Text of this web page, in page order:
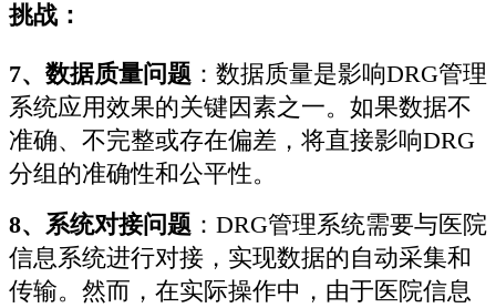
挑战：
7、数据质量问题 ：数据质量是影响DRG管理
系统应用效果的关键因素之一。如果数据不
准确、不完整或存在偏差，将直接影响DRG
分组的准确性和公平性。
8、系统对接问题 ：DRG管理系统需要与医院
信息系统进行对接，实现数据的自动采集和
传输。然而，在实际操作中，由于医院信息